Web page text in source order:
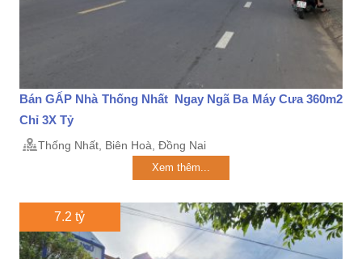
Bán GẤP Nhà Thống Nhất Ngay Ngã Ba Máy Cưa 360m2
Chỉ 3X Tỷ
Thống Nhất, Biên Hoà, Đồng Nai
Xem thêm...
7.2 tỷ